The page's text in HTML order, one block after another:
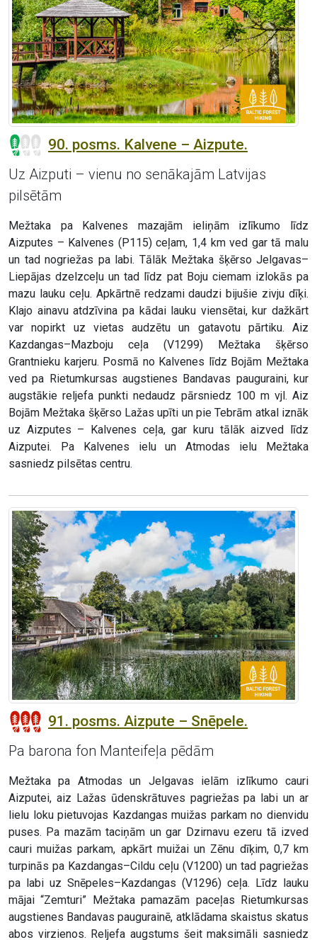
90. posms. Kalvene – Aizpute.
Uz Aizputi – vienu no senākajām Latvijas
pilsētām
Mežtaka pa Kalvenes mazajām ieliņām izlīkumo līdz
Aizputes – Kalvenes (P115) ceļam, 1,4 km ved gar tā malu
un tad nogriežas pa labi. Tālāk Mežtaka šķērso Jelgavas–
Liepājas dzelzceļu un tad līdz pat Boju ciemam izlokās pa
mazu lauku ceļu. Apkārtnē redzami daudzi bijušie zivju dīķi.
Klajo ainavu atdzīvina pa kādai lauku viensētai, kur dažkārt
var nopirkt uz vietas audzētu un gatavotu pārtiku. Aiz
Kazdangas–Mazboju ceļa (V1299) Mežtaka šķērso
Grantnieku karjeru. Posmā no Kalvenes līdz Bojām Mežtaka
ved pa Rietumkursas augstienes Bandavas pauguraini, kur
augstākie reljefa punkti nedaudz pārsniedz 100 m vjl. Aiz
Bojām Mežtaka šķērso Lažas upīti un pie Tebrām atkal iznāk
uz Aizputes – Kalvenes ceļa, gar kuru tālāk aizved līdz
Aizputei. Pa Kalvenes ielu un Atmodas ielu Mežtaka
sasniedz pilsētas centru.
91. posms. Aizpute – Snēpele.
Pa barona fon Manteifeļa pēdām
Mežtaka pa Atmodas un Jelgavas ielām izlīkumo cauri
Aizputei, aiz Lažas ūdenskrātuves pagriežas pa labi un ar
lielu loku pietuvojas Kazdangas muižas parkam no dienvidu
puses. Pa mazām taciņām un gar Dzirnavu ezeru tā izved
cauri muižas parkam, apkārt muižai un Zēnu dīķim, 0,7 km
turpinās pa Kazdangas–Cildu ceļu (V1200) un tad pagriežas
pa labi uz Snēpeles–Kazdangas (V1296) ceļa. Līdz lauku
mājai “Zemturi” Mežtaka pamazām paceļas Rietumkursas
augstienes Bandavas paugurainē, atklādama skaistus skatus
abos virzienos. Reljefa augstums šeit maksimāli sasniedz